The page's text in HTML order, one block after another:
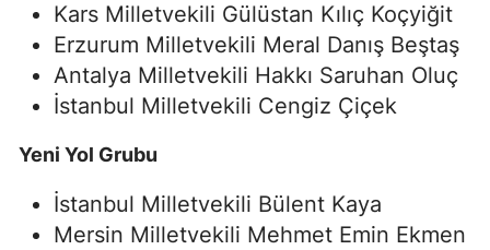
Kars Milletvekili Gülüstan Kılıç Koçyiğit
Erzurum Milletvekili Meral Danış Beştaş
Antalya Milletvekili Hakkı Saruhan Oluç
İstanbul Milletvekili Cengiz Çiçek
Yeni Yol Grubu
İstanbul Milletvekili Bülent Kaya
Mersin Milletvekili Mehmet Emin Ekmen